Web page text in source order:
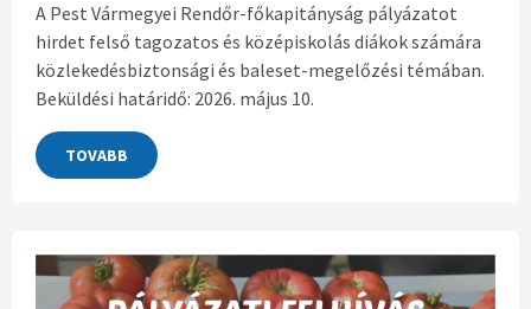
A Pest Vármegyei Rendőr-főkapitányság pályázatot
hirdet felső tagozatos és középiskolás diákok számára
közlekedésbiztonsági és baleset-megelőzési témában.
Beküldési határidő: 2026. május 10.
TOVABB